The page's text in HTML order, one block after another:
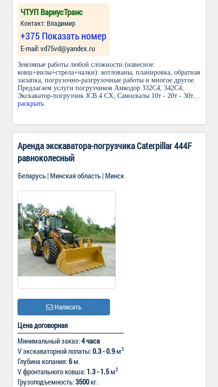
ЧТУП ВариусТранс
Контакт: Владимир
+375 Показать номер
Е-mail: vd75vd@yandex.ru
Земляные работы любой сложности (навесное:
ковш+вилы+стрела+чалки): котлованы, планировка, обратная
засыпка, погрузочно-разгрузочные работы и многое другое.
Предлагаем услуги погрузчиков Амкодор 332С4, 342С4;
Экскаватор-погрузчик JCB 4 CX; Самосвалы 10т - 20т - 30т.
раскрыть
Аренда экскаватора-погрузчика Caterpillar 444F
равноколесный
Беларусь | Минская область | Минск
Написать
Цена договорная
Минимальный заказ:4 часа
V экскаваторной лопаты:0.3 - 0.9м3
Глубина копания:6м.
V фронтального ковша: 1.3 - 1.5м3
Грузоподъемность:3500кг.